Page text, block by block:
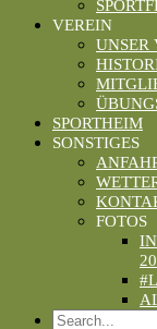
VEREIN
UNSER
SPORTHEIM
SONSTIGES
FOTOS
Search